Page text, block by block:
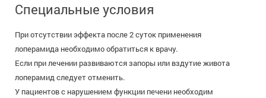
Специальные условия
При отсутствии эффекта после 2 суток применения
лоперамида необходимо обратиться к врачу.
Если при лечении развиваются запоры или вздутие живота
лоперамид следует отменить.
У пациентов с нарушением функции печени необходим